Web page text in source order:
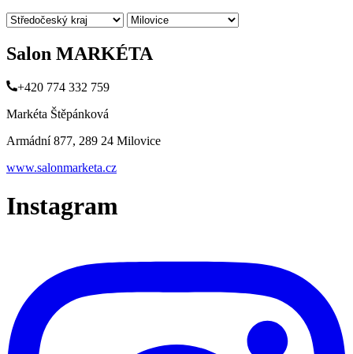
Salon MARKÉTA
+420 774 332 759
Markéta Štěpánková
Armádní 877, 289 24 Milovice
www.salonmarketa.cz
Instagram